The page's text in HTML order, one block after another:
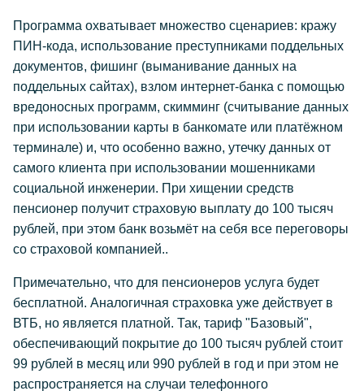
Программа охватывает множество сценариев: кражу
ПИН-кода, использование преступниками поддельных
документов, фишинг (выманивание данных на
поддельных сайтах), взлом интернет-банка с помощью
вредоносных программ, скимминг (считывание данных
при использовании карты в банкомате или платёжном
терминале) и, что особенно важно, утечку данных от
самого клиента при использовании мошенниками
социальной инженерии. При хищении средств
пенсионер получит страховую выплату до 100 тысяч
рублей, при этом банк возьмёт на себя все переговоры
со страховой компанией..
Примечательно, что для пенсионеров услуга будет
бесплатной. Аналогичная страховка уже действует в
ВТБ, но является платной. Так, тариф "Базовый",
обеспечивающий покрытие до 100 тысяч рублей стоит
99 рублей в месяц или 990 рублей в год и при этом не
распространяется на случаи телефонного